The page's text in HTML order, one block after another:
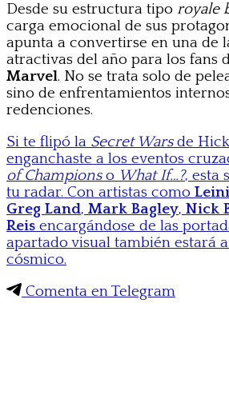
Desde su estructura tipo royale
carga emocional de sus
apunta a convertirse en una de
atractivas del año para los fans
Marvel. No se trata solo de
sino de enfrentamientos
redenciones.
Si te flipó la Secret Warsde
enganchaste a los eventos
of Championso What If…?, esta
tu radar. Con artistas como
Greg Land, Mark Bagley, Nick
Reis encargándose de las
apartado visual también estará
cósmico.
Comenta en Telegram